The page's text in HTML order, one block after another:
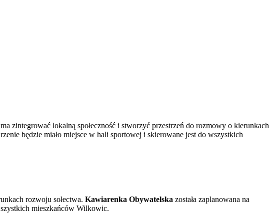
zintegrować lokalną społeczność i stworzyć przestrzeń do rozmowy o kierunkach
będzie miało miejsce w hali sportowej i skierowane jest do wszystkich
rozwoju sołectwa. Kawiarenka Obywatelska została zaplanowana na
mieszkańców Wilkowic.